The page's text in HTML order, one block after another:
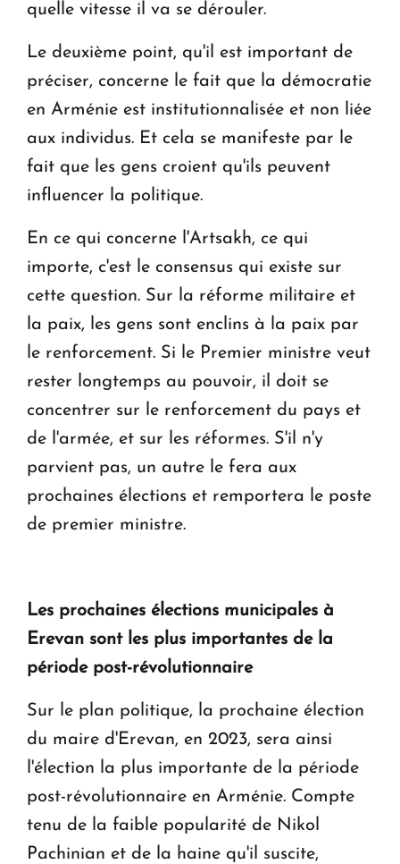
quelle vitesse il va se dérouler.
Le deuxième point, qu'il est important de
préciser, concerne le fait que la démocratie
en Arménie est institutionnalisée et non liée
aux individus. Et cela se manifeste par le
fait que les gens croient qu'ils peuvent
influencer la politique.
En ce qui concerne l'Artsakh, ce qui
importe, c'est le consensus qui existe sur
cette question. Sur la réforme militaire et
la paix, les gens sont enclins à la paix par
le renforcement. Si le Premier ministre veut
rester longtemps au pouvoir, il doit se
concentrer sur le renforcement du pays et
de l'armée, et sur les réformes. S'il n'y
parvient pas, un autre le fera aux
prochaines élections et remportera le poste
de premier ministre.
Les prochaines élections municipales à
Erevan sont les plus importantes de la
période post-révolutionnaire
Sur le plan politique, la prochaine élection
du maire d'Erevan, en 2023, sera ainsi
l'élection la plus importante de la période
post-révolutionnaire en Arménie. Compte
tenu de la faible popularité de Nikol
Pachinian et de la haine qu'il suscite,